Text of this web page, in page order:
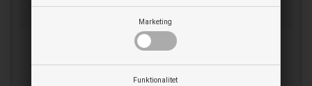
Marketing
Funktionalitet
Suma Med Super Plus Bækkenskyl 2x5 ltr.
Bækkenskyl til bækkener vaskefade m.m.